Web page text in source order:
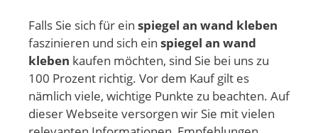
Falls Sie sich für ein spiegel an wand kleben
faszinieren und sich ein spiegel an wand
kleben kaufen möchten, sind Sie bei uns zu
100 Prozent richtig. Vor dem Kauf gilt es
nämlich viele, wichtige Punkte zu beachten. Auf
dieser Webseite versorgen wir Sie mit vielen